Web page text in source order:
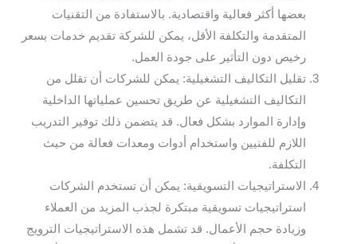
بعضها أكثر فعالية واقتصادية. بالاستفادة من التقنيات
المتقدمة والتكلفة الأقل، يمكن للشركة تقديم خدمات بسعر
رخيص دون التأثير على جودة العمل.
تقليل التكاليف التشغيلية: يمكن للشركات أن تقلل من
التكاليف التشغيلية عن طريق تحسين عملياتها الداخلية
وإدارة الموارد بشكل فعال. قد يتضمن ذلك توفير التدريب
اللازم للفنيين واستخدام أدوات ومعدات فعالة من حيث
التكلفة.
الاستراتيجيات التسويقية: يمكن أن تستخدم الشركات
استراتيجيات تسويقية مبتكرة لجذب المزيد من العملاء
وزيادة حجم الأعمال. قد تشمل هذه الاستراتيجيات الترويج